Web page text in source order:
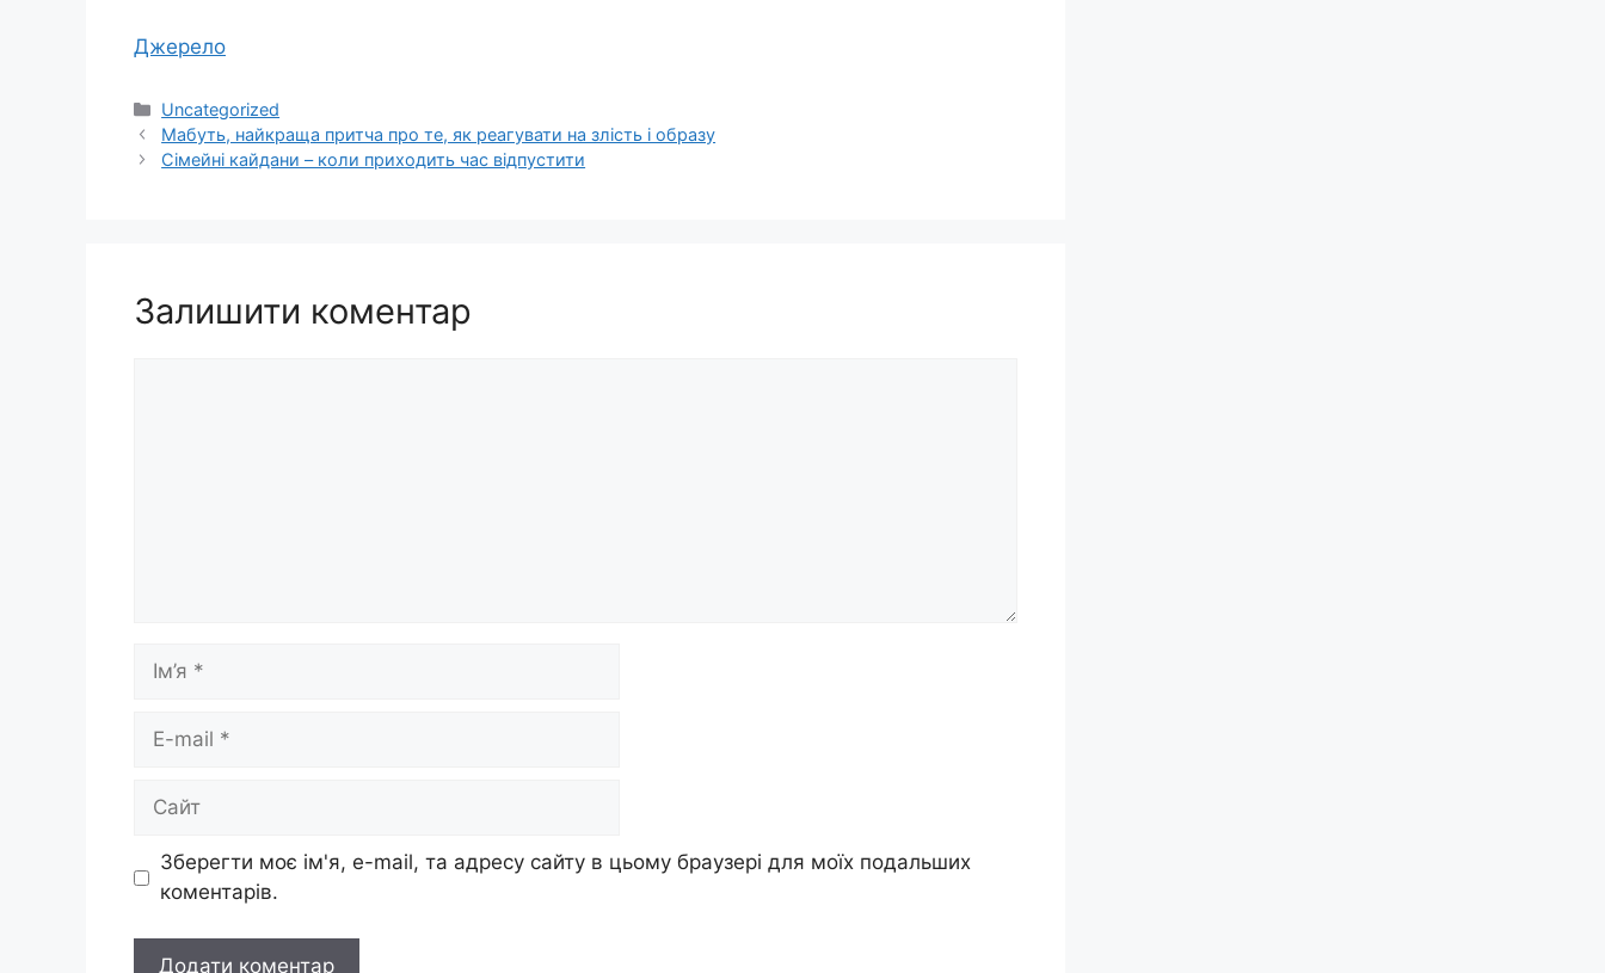
Джерело
Категорії
Uncategorized
Мабуть, найкраща притча про те, як реагувати на злість і образу
Сімейні кайдани – коли приходить час відпустити
Залишити коментар
Ім’я
Сайт
Зберегти моє ім'я, e-mail, та адресу сайту в цьому браузері для моїх подальших
коментарів.